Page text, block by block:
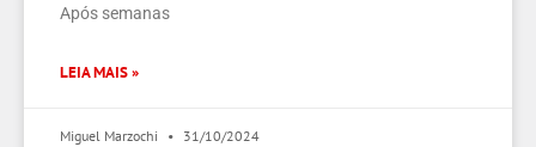
Após semanas
LEIA MAIS »
Miguel Marzochi 31/10/2024